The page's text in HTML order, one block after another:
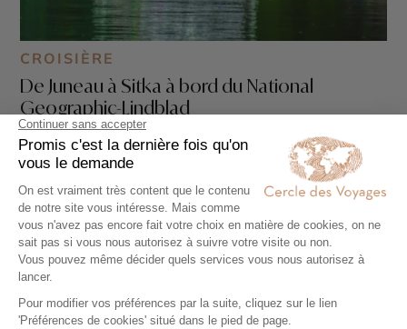
CROISIÈRE
De Juneau à Sitka à bord du National
Geographic-Lindblad
8 jours - À partir de6900 €